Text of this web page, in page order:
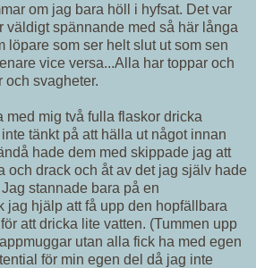
om jag bara höll i hyfsat. Det var
väldigt spännande med så här långa
löpare som ser helt slut ut som sen
vice versa...Alla har toppar och
och svagheter.
med mig två fulla flaskor dricka
tänkt på att hälla ut något innan
hade dem med skippade jag att
och drack och åt av det jag själv hade
stannade bara på en
jag hjälp att få upp den hopfällbara
att dricka lite vatten. (Tummen upp
utan alla fick ha med egen
för min egen del då jag inte